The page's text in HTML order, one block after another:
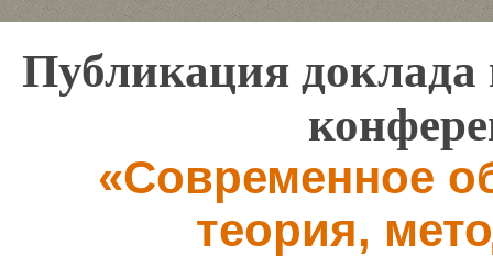
Публикация доклада
«Современное
теория,